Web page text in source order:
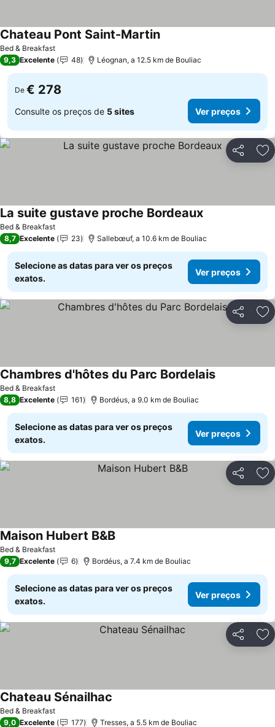
Bed & Breakfast
Chateau Pont Saint-Martin
9,3 Excelente 48 Léognan, a 12.5 km de Bouliac
De € 278
Consulte os preços de 5 sites Ver preços
Partilhar
Bed & Breakfast
La suite gustave proche Bordeaux
8,7 Excelente 23 Sallebœuf, a 10.6 km de Bouliac
Selecione as datas para ver os preços
exatos.
Ver preços
Partilhar
Bed & Breakfast
Chambres d'hôtes du Parc Bordelais
8,8 Excelente 161 Bordéus, a 9.0 km de Bouliac
Selecione as datas para ver os preços
exatos.
Ver preços
Partilhar
Bed & Breakfast
Maison Hubert B&B
9,7 Excelente 6 Bordéus, a 7.4 km de Bouliac
Selecione as datas para ver os preços
exatos.
Ver preços
Partilhar
Bed & Breakfast
Chateau Sénailhac
9,0 Excelente 177 Tresses, a 5.5 km de Bouliac